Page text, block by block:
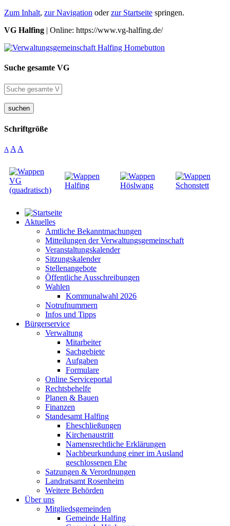
Zum Inhalt, zur Navigation oderzur Startseite springen.
VG Halfing | Online: https://www.vg-halfing.de/
Suche gesamte VG
suchen
Schriftgröße
A A A
Aktuelles
Amtliche Bekanntmachungen
Mitteilungen der Verwaltungsgemeinschaft
Veranstaltungskalender
Sitzungskalender
Stellenangebote
Öffentliche Ausschreibungen
Wahlen
Kommunalwahl 2026
Notrufnummern
Infos und Tipps
Bürgerservice
Verwaltung
Mitarbeiter
Sachgebiete
Aufgaben
Formulare
Online Serviceportal
Rechtsbehelfe
Planen & Bauen
Finanzen
Standesamt Halfing
Eheschließungen
Kirchenaustritt
Namensrechtliche Erklärungen
Nachbeurkundung einer im Ausland
geschlossenen Ehe
Satzungen & Verordnungen
Landratsamt Rosenheim
Weitere Behörden
Über uns
Mitgliedsgemeinden
Gemeinde Halfing